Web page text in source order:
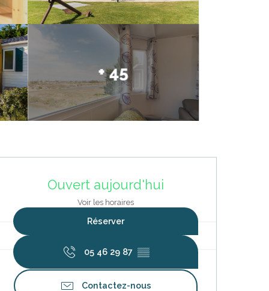
+ 45
Ouvert aujourd'hui
Voir les horaires
Réserver
05 46 29 87 ▒▒
Contactez-nous